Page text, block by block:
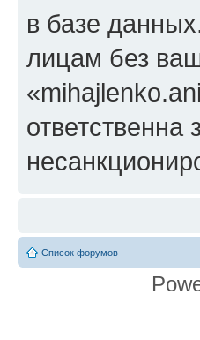
в базе
лицам без
ответственна
Список форумов